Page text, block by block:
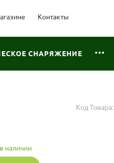
Контакты
СНАРЯЖЕНИЕ
Код Товара:
наличии